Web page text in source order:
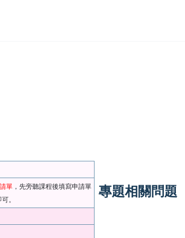
單 ，先旁聽課程後填寫申請單
。
專題相關問題